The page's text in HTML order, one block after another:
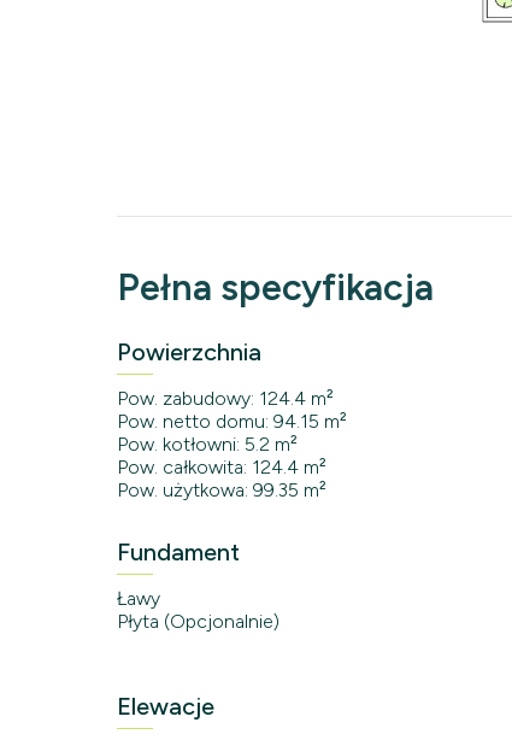
Pełna specyfikacja
Powierzchnia
Pow. zabudowy: 124.4 m²
Pow. netto domu: 94.15 m²
Pow. kotłowni: 5.2 m²
Pow. całkowita: 124.4 m²
Pow. użytkowa: 99.35 m²
Fundament
Ławy
Płyta (Opcjonalnie)
Elewacje